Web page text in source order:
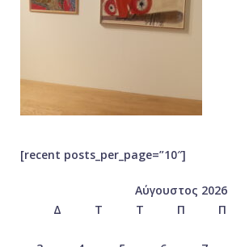
[recent posts_per_page=”10″]
Αύγουστος 2026
Δ
Τ Τ Π Π